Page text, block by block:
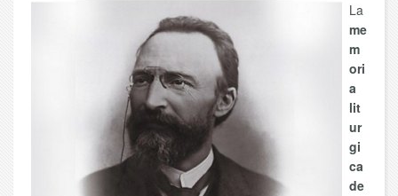
La
me
m
ori
a
lit
ur
gi
ca
de